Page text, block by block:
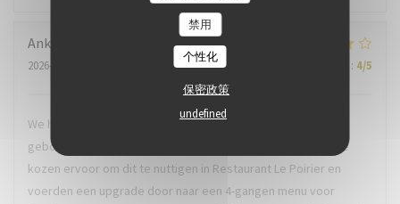
禁用
个性化
保密政策
undefined
Anke
2026-07-24 服务:4/5 氛围 : 4/5
We hebben een arrangement van 3 dagen bij hotel Ter Zand
geboekt waarbij er een 3-gangen menu inbegrepen was. We
kozen ervoor om dit te nuttigen in Restaurant Le Poirier en
voerden een upgrade door naar een 4-gangen menu voor